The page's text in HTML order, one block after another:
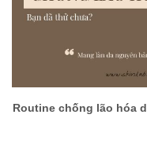
Routine chống lão hóa